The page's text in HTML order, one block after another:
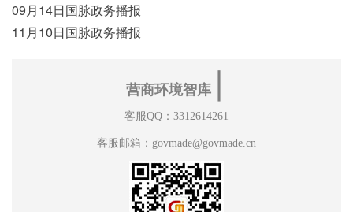
09月14日国脉政务播报
11月10日国脉政务播报
营商环境智库
客服QQ：3312614261
客服邮箱：govmade@govmade.cn